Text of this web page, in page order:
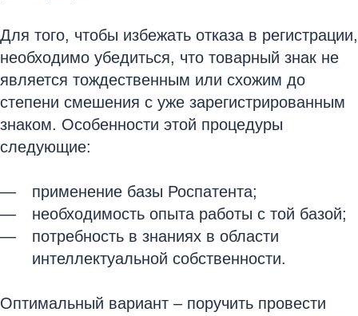
Для того, чтобы избежать отказа в регистрации,
необходимо убедиться, что товарный знак не
является тождественным или схожим до
степени смешения с уже зарегистрированным
знаком. Особенности этой процедуры
следующие:
применение базы Роспатента;
необходимость опыта работы с той базой;
потребность в знаниях в области
интеллектуальной собственности.
Оптимальный вариант – поручить провести